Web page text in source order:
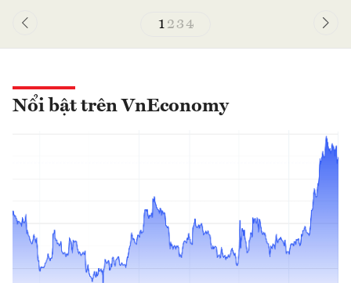
1 23 4
Nổi bật trên VnEconomy